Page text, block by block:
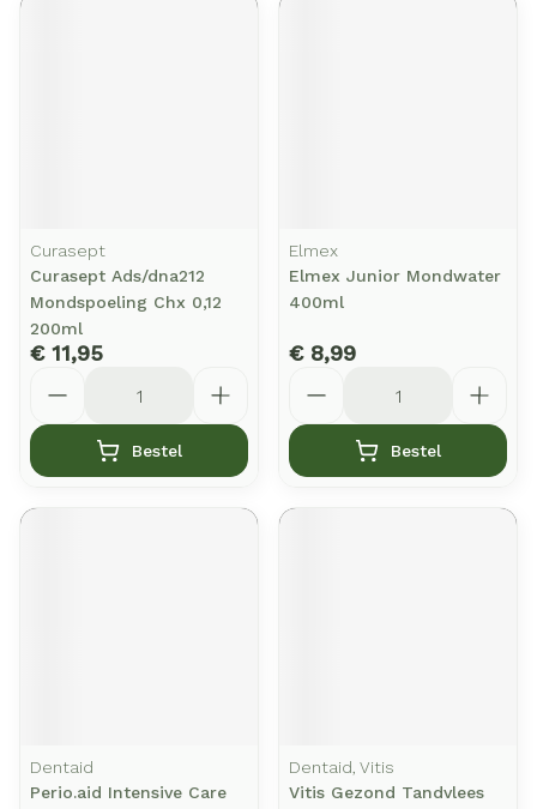
Curasept
Curasept Ads/dna212
Mondspoeling Chx 0,12
200ml
€ 11,95
Bestel
Elmex
Elmex Junior Mondwater
400ml
€ 8,99
Bestel
Dentaid
Perio.aid Intensive Care
Dentaid, Vitis
Vitis Gezond Tandvlees